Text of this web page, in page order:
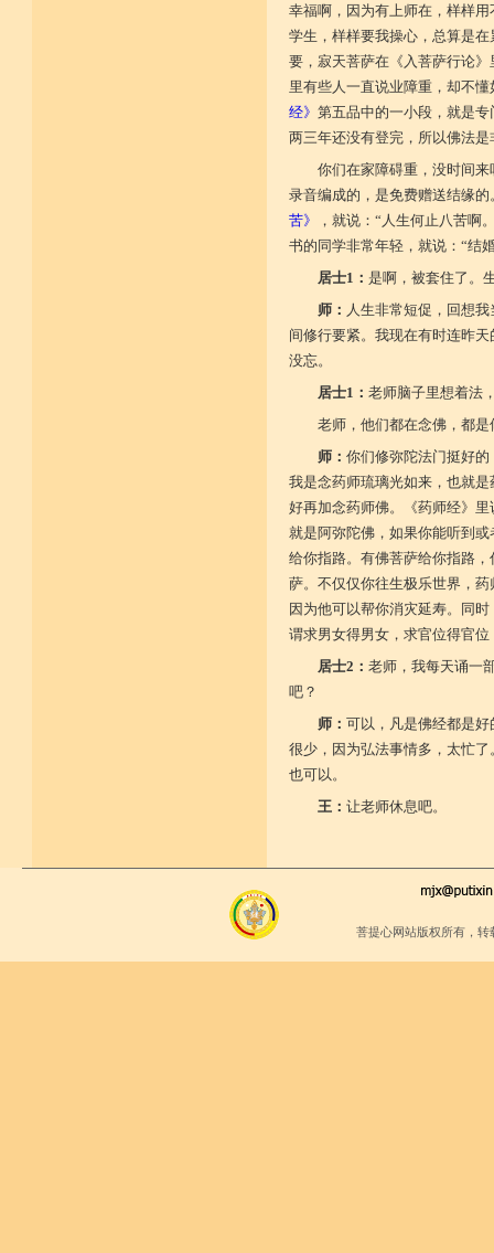
幸福啊，因为有上师在，样样
学生，样样要我操心，总算是
要，寂天菩萨在《入菩萨行论
里有些人一直说业障重，却不懂
经》 第五品中的一小段，就是
两三年还没有登完，所以佛法是
你们在家障碍重，没时间
录音编成的，是免费赠送结缘
苦》
，就说：“人生何止八苦啊
书的同学非常年轻，就说：“结
居士1： 是啊，被套住了。
师： 人生非常短促，回想
间修行要紧。我现在有时连昨
没忘。
居士1： 老师脑子里想着法
老师，他们都在念佛，都是
师： 你们修弥陀法门挺好
我是念药师琉璃光如来，也就
好再加念药师佛。《药师经》
就是阿弥陀佛，如果你能听到
给你指路。有佛菩萨给你指路
萨。不仅仅你往生极乐世界，
因为他可以帮你消灾延寿。同
谓求男女得男女，求官位得官
居士2： 老师，我每天诵一
吧？
师： 可以，凡是佛经都是
很少，因为弘法事情多，太忙
也可以。
王： 让老师休息吧。
菩提心网站版权所有，